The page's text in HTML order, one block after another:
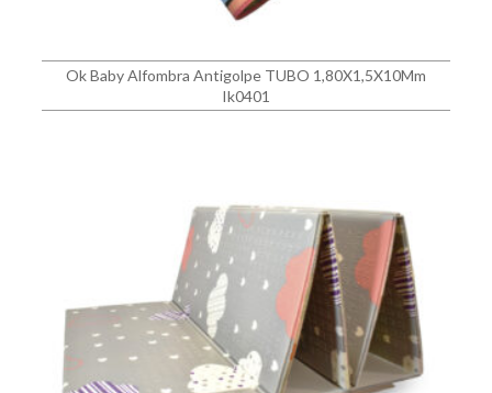
Ok Baby Alfombra Antigolpe TUBO 1,80X1,5X10Mm
Ik0401